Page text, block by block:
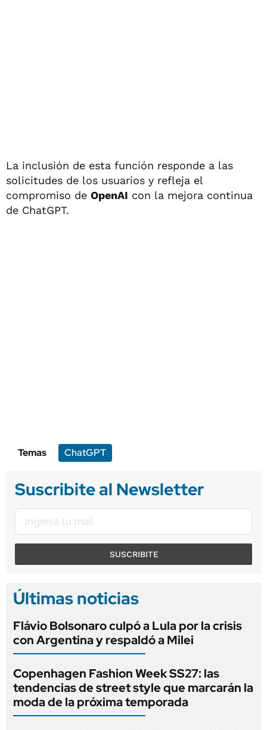
La inclusión de esta función responde a las
solicitudes de los usuarios y refleja el
compromiso de OpenAI con la mejora continua
de ChatGPT.
Temas ChatGPT
Suscribite al Newsletter
SUSCRIBITE
Últimas noticias
Flávio Bolsonaro culpó a Lula por la crisis
con Argentina y respaldó a Milei
Copenhagen Fashion Week SS27: las
tendencias de street style que marcarán la
moda de la próxima temporada